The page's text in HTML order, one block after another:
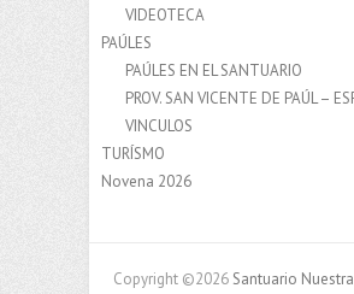
VIDEOTECA
PAÚLES
PAÚLES EN EL SANTUARIO
PROV. SAN VICENTE DE PAÚL –
VINCULOS
TURÍSMO
Novena 2026
Copyright ©2026 Santuario